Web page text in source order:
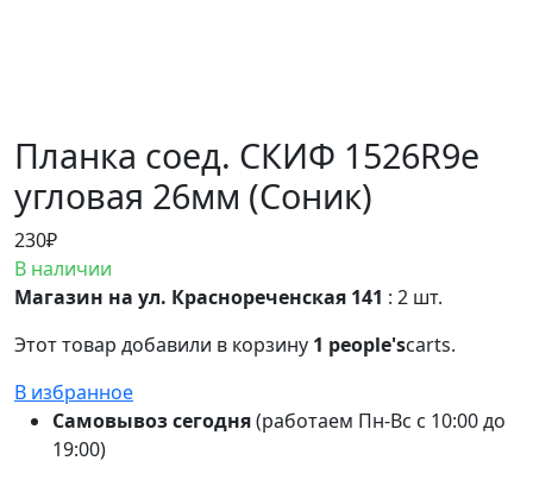
Планка соед. СКИФ 1526R9e
угловая 26мм (Соник)
230₽
В наличии
Магазин на ул. Краснореченская 141 : 2 шт.
Этот товар добавили в корзину 1 people'scarts.
В избранное
Самовывоз сегодня(работаем Пн-Вс с 10:00 до
19:00)